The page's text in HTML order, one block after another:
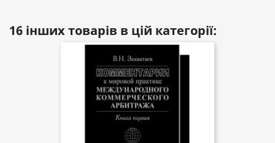
16 інших товарів в цій категорії: